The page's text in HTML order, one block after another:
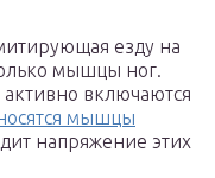
езду на
мышцы ног.
активно включаются
мышцы
напряжение этих